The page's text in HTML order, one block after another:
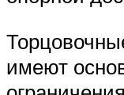
имеют